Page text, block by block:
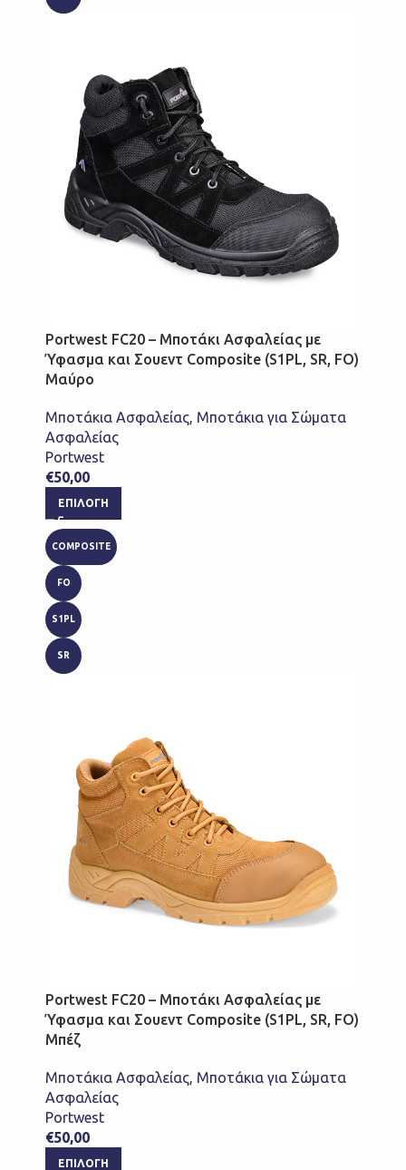
Portwest FC20 – Μποτάκι Ασφαλείας με
Ύφασμα και Σουεντ Composite (S1PL, SR, FO)
Μαύρο
Μποτάκια Ασφαλείας, Μποτάκια για Σώματα
Ασφαλείας
Portwest
€50,00
ΕΠΙΛΟΓΉ
COMPOSITE
FO
S1PL
SR
Portwest FC20 – Μποτάκι Ασφαλείας με
Ύφασμα και Σουεντ Composite (S1PL, SR, FO)
Μπέζ
Μποτάκια Ασφαλείας, Μποτάκια για Σώματα
Ασφαλείας
Portwest
€50,00
ΕΠΙΛΟΓΉ